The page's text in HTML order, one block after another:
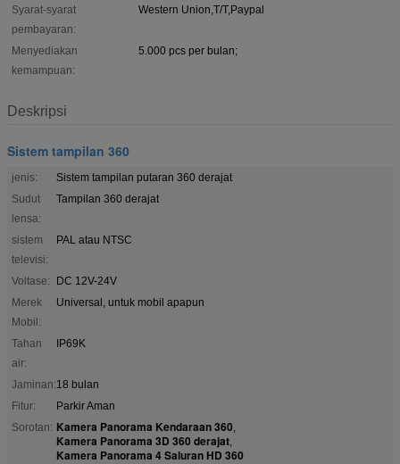
Syarat-syarat
pembayaran:
Western Union,T/T,Paypal
Menyediakan
kemampuan:
5.000 pcs per bulan;
Deskripsi
Sistem tampilan 360
jenis:
Sistem tampilan putaran 360 derajat
Sudut
lensa:
Tampilan 360 derajat
sistem
televisi:
PAL atau NTSC
Voltase:
DC 12V-24V
Merek
Mobil:
Universal, untuk mobil apapun
Tahan
air:
IP69K
Jaminan:18 bulan
Fitur:
Parkir Aman
Sorotan: Kamera Panorama Kendaraan 360,
Kamera Panorama 3D 360 derajat,
Kamera Panorama 4 Saluran HD 360